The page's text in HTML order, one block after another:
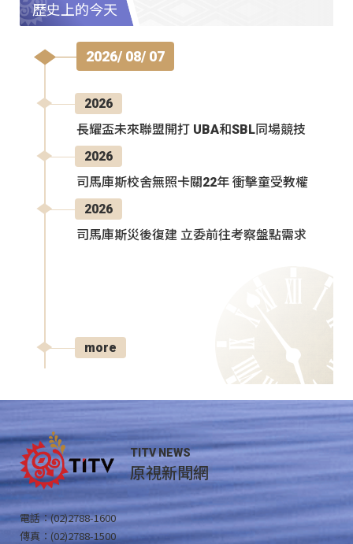
歷史上的今天
2026/ 08/ 07
2026
長耀盃未來聯盟開打 UBA和SBL同場競技
2026
司馬庫斯校舍無照卡關22年 衝擊童受教權
2026
司馬庫斯災後復建 立委前往考察盤點需求
more
TITV NEWS
原視新聞網
電話：(02)2788-1600
傳真：(02)2788-1500